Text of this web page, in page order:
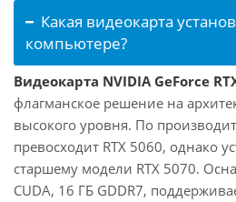
Какая видеокарта
компьютере?
Видеокарта NVIDIA GeForce
флагманское решение на
высокого уровня. По
превосходит RTX 5060, однако
старшему модели RTX 5070.
CUDA, 16 ГБ GDDR7,